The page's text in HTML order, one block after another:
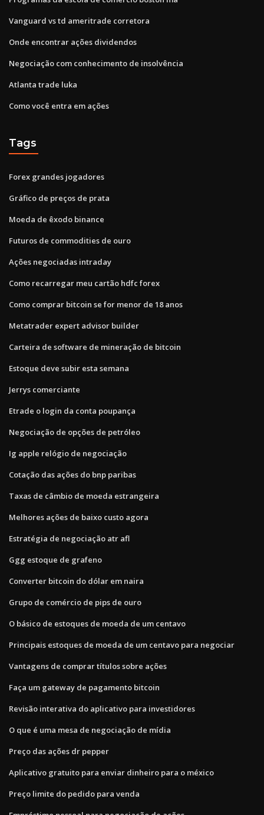
Vanguard vs td ameritrade corretora
Onde encontrar ações dividendos
Negociação com conhecimento de insolvência
Atlanta trade luka
Como você entra em ações
Tags
Forex grandes jogadores
Gráfico de preços de prata
Moeda de êxodo binance
Futuros de commodities de ouro
Ações negociadas intraday
Como recarregar meu cartão hdfc forex
Como comprar bitcoin se for menor de 18 anos
Metatrader expert advisor builder
Carteira de software de mineração de bitcoin
Estoque deve subir esta semana
Jerrys comerciante
Etrade o login da conta poupança
Negociação de opções de petróleo
Ig apple relógio de negociação
Cotação das ações do bnp paribas
Taxas de câmbio de moeda estrangeira
Melhores ações de baixo custo agora
Estratégia de negociação atr afl
Ggg estoque de grafeno
Converter bitcoin do dólar em naira
Grupo de comércio de pips de ouro
O básico de estoques de moeda de um centavo
Principais estoques de moeda de um centavo para negociar
Vantagens de comprar títulos sobre ações
Faça um gateway de pagamento bitcoin
Revisão interativa do aplicativo para investidores
O que é uma mesa de negociação de mídia
Preço das ações dr pepper
Aplicativo gratuito para enviar dinheiro para o méxico
Preço limite do pedido para venda